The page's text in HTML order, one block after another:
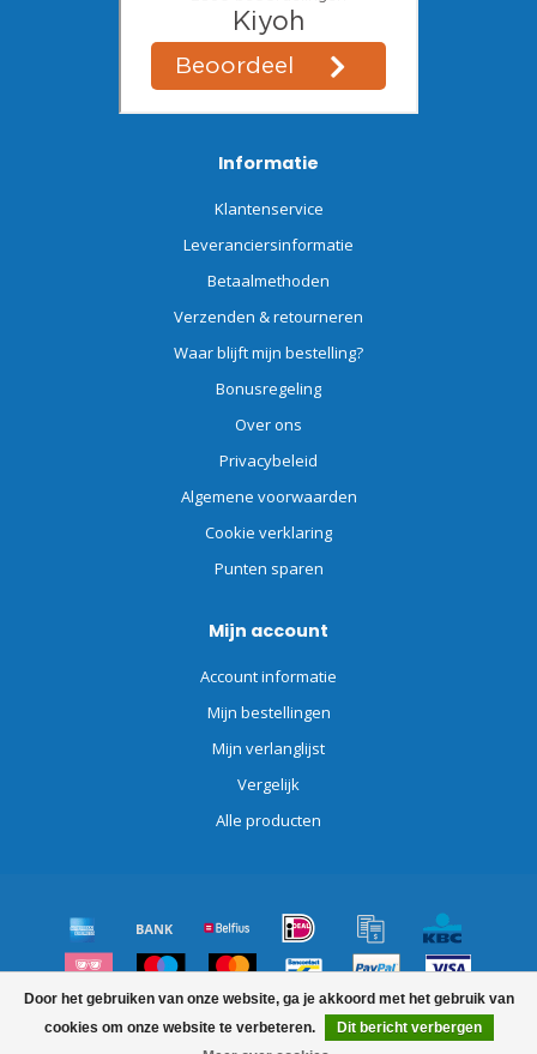
Door het gebruiken van onze website, ga je akkoord met het gebruik van
cookies om onze website te verbeteren.
Dit bericht verbergen
Informatie
Klantenservice
Leveranciersinformatie
Betaalmethoden
Verzenden & retourneren
Waar blijft mijn bestelling?
Bonusregeling
Over ons
Privacybeleid
Algemene voorwaarden
Cookie verklaring
Punten sparen
Mijn account
Account informatie
Mijn bestellingen
Mijn verlanglijst
Vergelijk
Alle producten
© Copyright 2026 Schoonmaakdiscount.nl